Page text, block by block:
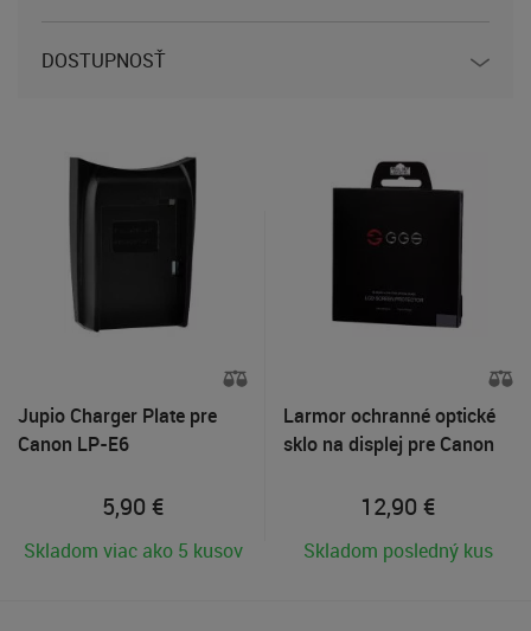
DOSTUPNOSŤ
Jupio Charger Plate pre
Canon LP-E6
5,90 €
Skladom viac ako 5 kusov
Larmor ochranné optické
sklo na displej pre Canon
12,90 €
Skladom posledný kus